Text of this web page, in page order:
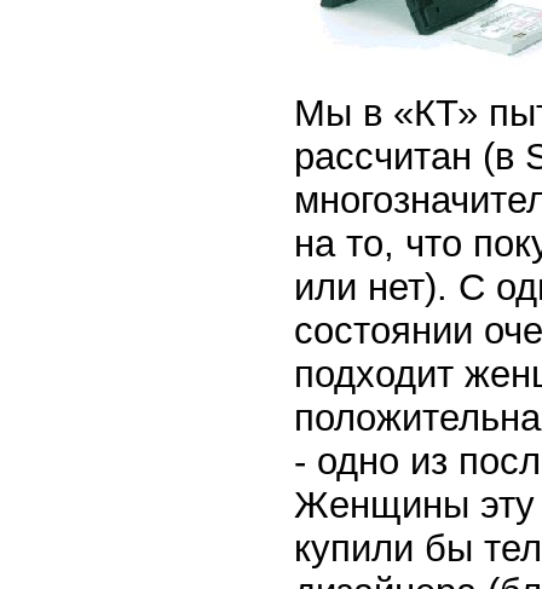
Мы в «КТ»
рассчитан (в
на то, что
или нет). С
состоянии
подходит
- одно из
Женщины эту
купили бы